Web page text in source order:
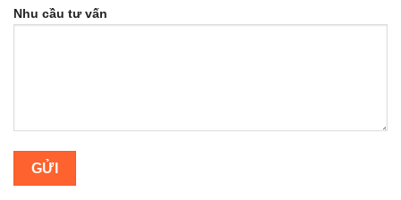
Nhu cầu tư vấn